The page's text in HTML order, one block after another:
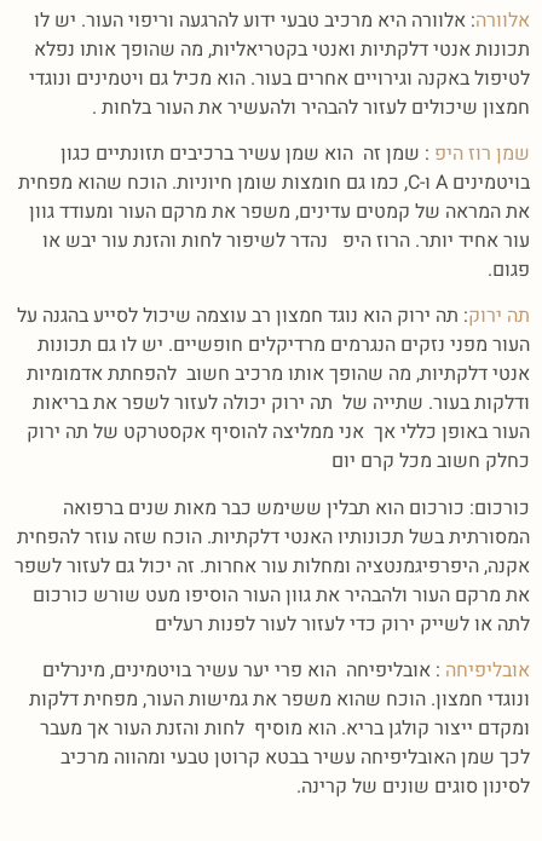
אלוורה: אלוורה היא מרכיב טבעי ידוע להרגעה וריפוי העור. יש לו
תכונות אנטי דלקתיות ואנטי בקטריאליות, מה שהופך אותו נפלא
לטיפול באקנה וגירויים אחרים בעור. הוא מכיל גם ויטמינים ונוגדי
חמצון שיכולים לעזור להבהיר ולהעשיר את העור בלחות .
שמן רוז היפ : שמן זה הוא שמן עשיר ברכיבים תזונתיים כגון
בויטמינים A ו-C, כמו גם חומצות שומן חיוניות. הוכח שהוא מפחית
את המראה של קמטים עדינים, משפר את מרקם העור ומעודד גוון
עור אחיד יותר. הרוז היפ נהדר לשיפור לחות והזנת עור יבש או
פגום.
תה ירוק: תה ירוק הוא נוגד חמצון רב עוצמה שיכול לסייע בהגנה על
העור מפני נזקים הנגרמים מרדיקלים חופשיים. יש לו גם תכונות
אנטי דלקתיות, מה שהופך אותו מרכיב חשוב להפחתת אדמומיות
ודלקות בעור. שתייה של תה ירוק יכולה לעזור לשפר את בריאות
העור באופן כללי אך אני ממליצה להוסיף אקסטרקט של תה ירוק
כחלק חשוב מכל קרם יום
כורכום: כורכום הוא תבלין ששימש כבר מאות שנים ברפואה
המסורתית בשל תכונותיו האנטי דלקתיות. הוכח שזה עוזר להפחית
אקנה, היפרפיגמנטציה ומחלות עור אחרות. זה יכול גם לעזור לשפר
את מרקם העור ולהבהיר את גוון העור הוסיפו מעט שורש כורכום
לתה או לשייק ירוק כדי לעזור לעור לפנות רעלים
אובליפיחה : אובליפיחה הוא פרי יער עשיר בויטמינים, מינרלים
ונוגדי חמצון. הוכח שהוא משפר את גמישות העור, מפחית דלקות
ומקדם ייצור קולגן בריא. הוא מוסיף לחות והזנת העור אך מעבר
לכך שמן האובליפיחה עשיר בבטא קרוטן טבעי ומהווה מרכיב
לסינון סוגים שונים של קרינה.